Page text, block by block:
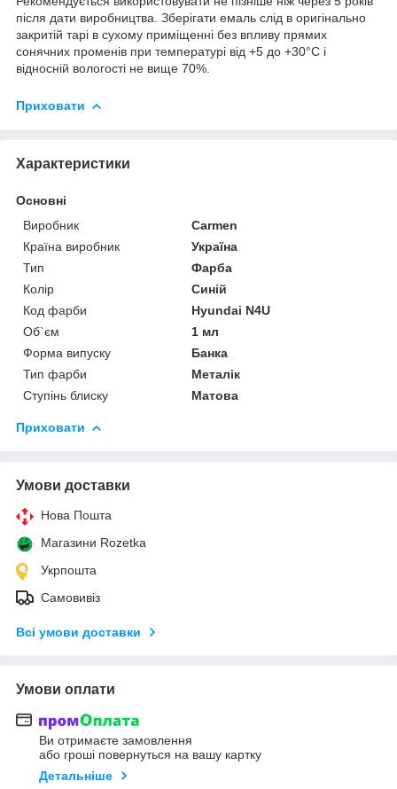
після дати виробництва. Зберігати емаль слід в оригінально
закритій тарі в сухому приміщенні без впливу прямих
сонячних променів при температурі від +5 до +30°С і
відносній вологості не вище 70%.
Приховати
Характеристики
Основні
Виробник
Carmen
Країна виробник
Україна
Тип
Фарба
Колір
Синій
Код фарби
Hyundai N4U
Об`єм
1 мл
Форма випуску
Банка
Тип фарби
Металік
Ступінь блиску
Матова
Приховати
Умови доставки
Нова Пошта
Магазини Rozetka
Укрпошта
Самовивіз
Всі умови доставки
Умови оплати
Ви отримаєте замовлення
або гроші повернуться на вашу картку
Детальніше